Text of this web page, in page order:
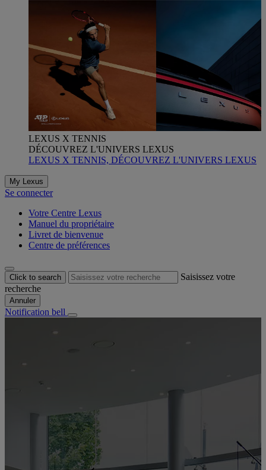
LEXUS X TENNIS
DÉCOUVREZ L'UNIVERS LEXUS
LEXUS X TENNIS, DÉCOUVREZ L'UNIVERS LEXUS
My Lexus
Se connecter
Votre Centre Lexus
Manuel du propriétaire
Livret de bienvenue
Centre de préférences
Click to search
Saisissez votre
recherche
Annuler
Notification bell